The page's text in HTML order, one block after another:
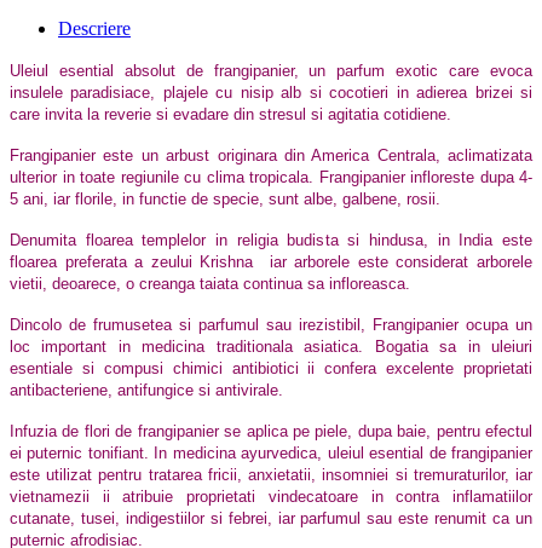
Descriere
Uleiul esential absolut de frangipanier, un parfum exotic care evoca
insulele paradisiace, plajele cu nisip alb si cocotieri in adierea brizei si
care invita la reverie si evadare din stresul si agitatia cotidiene.
Frangipanier este un arbust originara din America Centrala, aclimatizata
ulterior in toate regiunile cu clima tropicala. Frangipanier infloreste dupa 4-
5 ani, iar florile, in functie de specie, sunt albe, galbene, rosii.
Denumita floarea templelor in religia budista si hindusa, in India este
floarea preferata a zeului Krishna
iar arborele este considerat arborele
vietii, deoarece, o creanga taiata continua sa infloreasca.
Dincolo de frumusetea si parfumul sau irezistibil, Frangipanier ocupa un
loc important in medicina traditionala asiatica. Bogatia sa in uleiuri
esentiale si compusi chimici antibiotici ii confera excelente proprietati
antibacteriene, antifungice si antivirale.
Infuzia de flori de frangipanier se aplica pe piele, dupa baie, pentru efectul
ei puternic tonifiant. In medicina ayurvedica, uleiul esential de frangipanier
este utilizat pentru tratarea fricii, anxietatii, insomniei si tremuraturilor, iar
vietnamezii ii atribuie proprietati vindecatoare in contra inflamatiilor
cutanate, tusei, indigestiilor si febrei, iar parfumul sau este renumit ca un
puternic afrodisiac.